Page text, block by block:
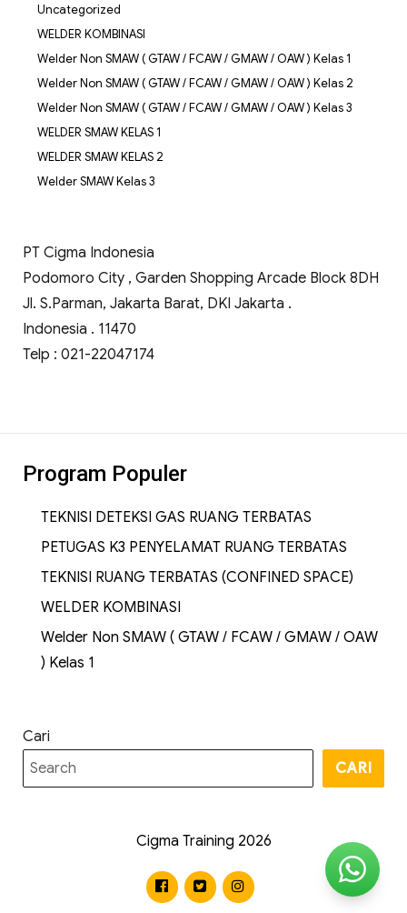
Uncategorized
WELDER KOMBINASI
Welder Non SMAW ( GTAW / FCAW / GMAW / OAW ) Kelas 1
Welder Non SMAW ( GTAW / FCAW / GMAW / OAW ) Kelas 2
Welder Non SMAW ( GTAW / FCAW / GMAW / OAW ) Kelas 3
WELDER SMAW KELAS 1
WELDER SMAW KELAS 2
Welder SMAW Kelas 3
PT Cigma Indonesia
Podomoro City , Garden Shopping Arcade Block 8DH
Jl. S.Parman, Jakarta Barat, DKI Jakarta .
Indonesia . 11470
Telp : 021-22047174
Program Populer
TEKNISI DETEKSI GAS RUANG TERBATAS
PETUGAS K3 PENYELAMAT RUANG TERBATAS
TEKNISI RUANG TERBATAS (CONFINED SPACE)
WELDER KOMBINASI
Welder Non SMAW ( GTAW / FCAW / GMAW / OAW
) Kelas 1
Cari
CARI
Cigma Training 2026